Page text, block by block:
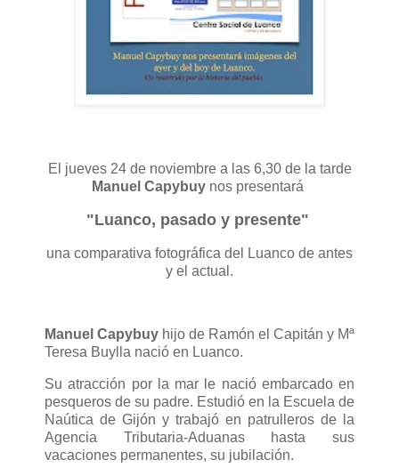
El jueves 24 de noviembre a las 6,30 de la tarde
Manuel Capybuy nos presentará
"Luanco, pasado y presente"
una comparativa fotográfica del Luanco de antes
y el actual.
Manuel Capybuy hijo de Ramón el Capitán y Mª
Teresa Buylla nació en Luanco.
Su atracción por la mar le nació embarcado en
pesqueros de su padre. Estudió en la Escuela de
Naútica de Gijón y trabajó en patrulleros de la
Agencia Tributaria-Aduanas hasta sus
vacaciones permanentes, su jubilación.